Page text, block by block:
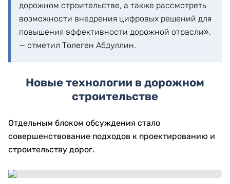
дорожном строительстве, а также рассмотреть
возможности внедрения цифровых решений для
повышения эффективности дорожной отрасли»,
— отметил Толеген Абдуллин.
Новые технологии в дорожном
строительстве
Отдельным блоком обсуждения стало
совершенствование подходов к проектированию и
строительству дорог.